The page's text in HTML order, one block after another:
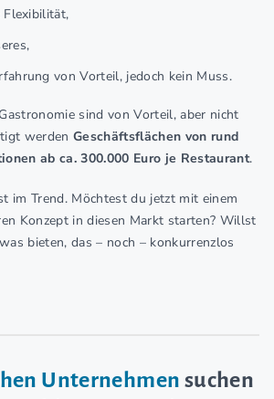
Flexibilität,
von Vorteil, jedoch kein Muss.
sind von Vorteil, aber nicht
werdenGeschäftsflächen von rund
ab ca. 300.000 Euro je Restaurant.
im Trend. Möchtest du jetzt mit einem
Konzept in diesen Markt starten? Willst
bieten, das – noch – konkurrenzlos
Unternehmen suchen